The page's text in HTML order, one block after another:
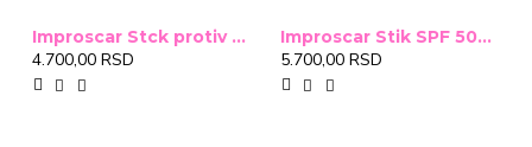
Improscar Stck protiv ožiljaka 4,6g
4.700,00 RSD
Improscar Stik SPF 50+ Conceal 6,9g (tonirani)
5.700,00 RSD